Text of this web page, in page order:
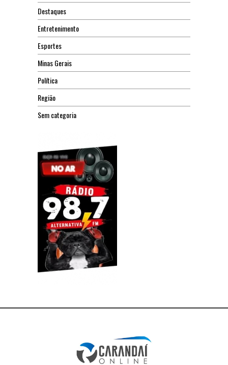
Destaques
Entretenimento
Esportes
Minas Gerais
Política
Região
Sem categoria